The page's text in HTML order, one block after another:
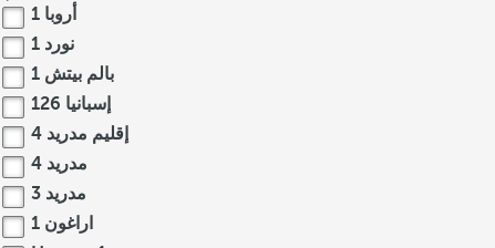
أروبا 1
نورد 1
بالم بيتش 1
إسبانيا 126
إقليم مدريد 4
مدريد 4
مدريد 3
اراغون 1